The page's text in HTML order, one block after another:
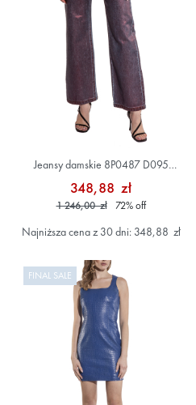
Jeansy damskie 8P0487 D095
Kolorowy
348,88 zł
1 246,00 zł 72%off
Najniższa cena z 30 dni: 348,88 zł
FINAL SALE